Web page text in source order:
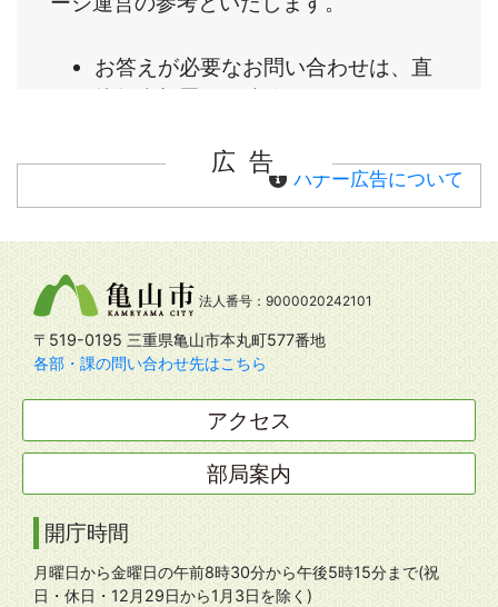
広告
バナー広告について
法人番号：9000020242101
〒519-0195 三重県亀山市本丸町577番地
各部・課の問い合わせ先はこちら
アクセス
部局案内
開庁時間
月曜日から金曜日の午前8時30分から午後5時15分まで(祝
日・休日・12月29日から1月3日を除く)